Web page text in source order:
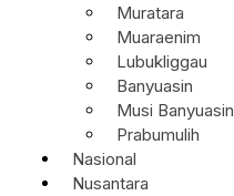
Muratara
Muaraenim
Lubukliggau
Banyuasin
Musi Banyuasin
Prabumulih
Nasional
Nusantara